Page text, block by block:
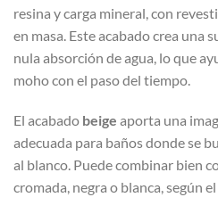
resina y carga mineral, con
en masa. Este acabado crea una
nula absorción de agua, lo que
moho con el paso del tiempo.
El acabado beige aporta una
adecuada para baños donde se
al blanco. Puede combinar bien
cromada, negra o blanca, según